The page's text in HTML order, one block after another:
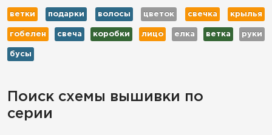
ветки подарки волосы цветок свечка крылья
гобелен свеча коробки лицо елка ветка руки
бусы
Поиск схемы вышивки по
серии